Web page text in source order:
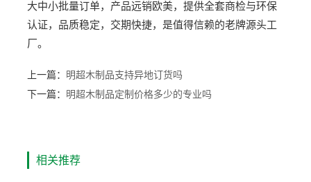
大中小批量订单，产品远销欧美，提供全套商检与环保
认证，品质稳定，交期快捷，是值得信赖的老牌源头工
厂。
上一篇： 明超木制品支持异地订货吗
下一篇： 明超木制品定制价格多少的专业吗
相关推荐